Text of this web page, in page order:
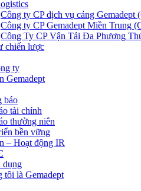
Công ty CP dịch vụ cảng Gemadept
Công ty CP Gemadept Miền Trung
Công Ty CP Vận Tải Đa Phương
chiến lược
ty
Gemadept
báo
tài chính
thường niên
bền vững
– Hoạt động IR
dụng
tôi là Gemadept